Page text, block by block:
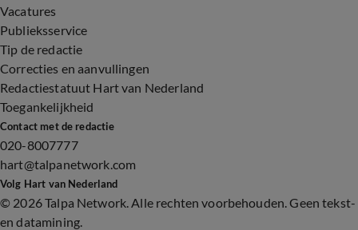
Vacatures
Publieksservice
Tip de redactie
Correcties en aanvullingen
Redactiestatuut Hart van Nederland
Toegankelijkheid
Contact met de redactie
020-8007777
hart@talpanetwork.com
Volg Hart van Nederland
© 2026 Talpa Network. Alle rechten voorbehouden. Geen tekst-
en datamining.